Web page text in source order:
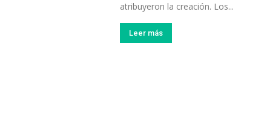
atribuyeron la creación. Los...
Leer más